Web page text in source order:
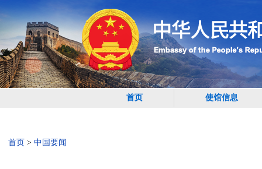
首页 使馆信息
首页 > 中国要闻